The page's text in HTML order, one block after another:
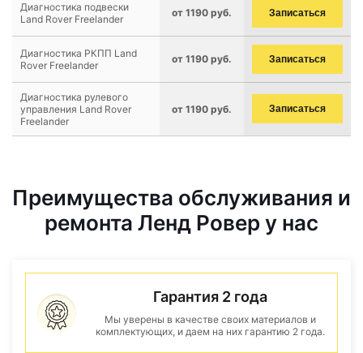
Диагностика подвески
Land Rover Freelander
от 1190 руб. Записаться
Диагностика РКПП Land
Rover Freelander
от 1190 руб. Записаться
Диагностика рулевого
управления Land Rover
Freelander
от 1190 руб. Записаться
Преимущества обслуживания и
ремонта Ленд Ровер у нас
Гарантия 2 года
Мы уверены в качестве своих материалов и
комплектующих, и даем на них гарантию 2 года.